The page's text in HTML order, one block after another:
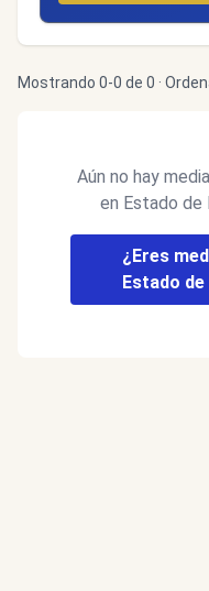
Mostrando 0-0 de 0 ·
Aún no hay
en Estado
¿Eres
Estado